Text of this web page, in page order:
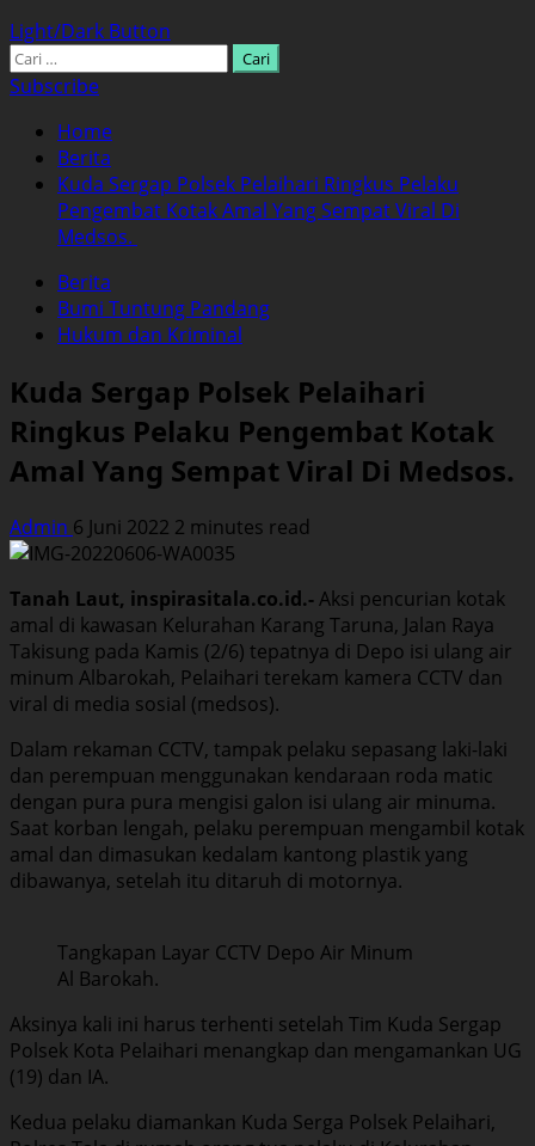
Light/Dark Button
Cari
untuk:
Subscribe
Home
Berita
Kuda Sergap Polsek Pelaihari Ringkus Pelaku
Pengembat Kotak Amal Yang Sempat Viral Di
Medsos.
Berita
Bumi Tuntung Pandang
Hukum dan Kriminal
Kuda Sergap Polsek Pelaihari
Ringkus Pelaku Pengembat Kotak
Amal Yang Sempat Viral Di Medsos.
Admin 6 Juni 2022 2 minutes read
Tanah Laut, inspirasitala.co.id.-Aksi pencurian kotak
amal di kawasan Kelurahan Karang Taruna, Jalan Raya
Takisung pada Kamis (2/6) tepatnya di Depo isi ulang air
minum Albarokah, Pelaihari terekam kamera CCTV dan
viral di media sosial (medsos).
Dalam rekaman CCTV, tampak pelaku sepasang laki-laki
dan perempuan menggunakan kendaraan roda matic
dengan pura pura mengisi galon isi ulang air minuma.
Saat korban lengah, pelaku perempuan mengambil kotak
amal dan dimasukan kedalam kantong plastik yang
dibawanya, setelah itu ditaruh di motornya.
Tangkapan Layar CCTV Depo Air Minum
Al Barokah.
Aksinya kali ini harus terhenti setelah Tim Kuda Sergap
Polsek Kota Pelaihari menangkap dan mengamankan UG
(19) dan IA.
Kedua pelaku diamankan Kuda Serga Polsek Pelaihari,